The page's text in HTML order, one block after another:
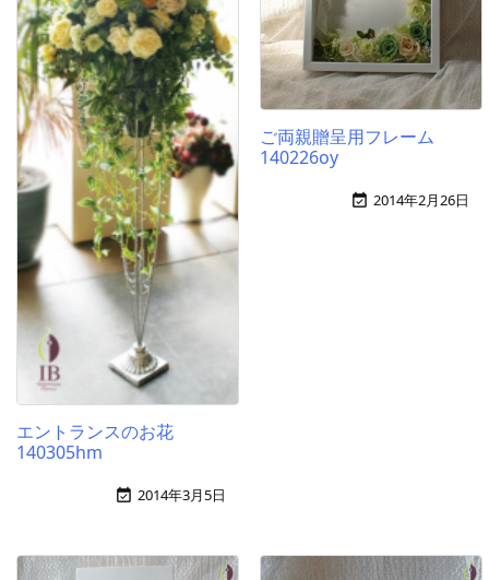
エントランスのお花
140305hm
 2014年3月5日
ご両親贈呈用フレーム
140226oy
 2014年2月26日